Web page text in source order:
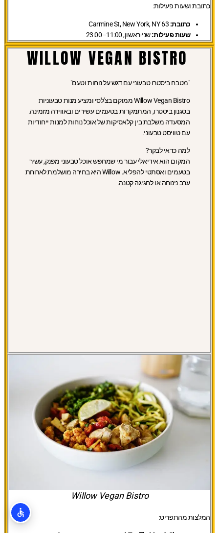
כתובת ושעות פעילות:
כתובת:
שעות פעילות:שני-ראשון, 11:00–23:00
WILLOW VEGAN BISTRO
"מטבח ביסטרו טבעוני עם דגש על נוחות וטעם"
Willow Vegan Bistro ממוקם בצ'לסי ומציע מנות טבעוניות
בסגנון ביסטרו, המתמקדות בטעמים עשירים ובאווירה מזמינה.
המסעדה משלבת בין קלאסיקות של אוכל נוחות למנות ייחודיות
עם טוויסט טבעוני.
למה כדאי לבקר?
המקום הוא אידיאלי עבור מי שמחפש אוכל טבעוני מפנק, עשיר
בטעמים ואסתטי להפליא. Willow היא בחירה מושלמת לארוחת
ערב נינוחה או לחגיגה קטנה.
Willow Vegan Bistro
המלצות מהתפריט: